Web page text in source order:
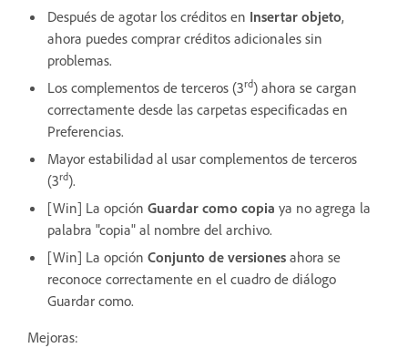
Después de agotar los créditos en Insertar objeto,
ahora puedes comprar créditos adicionales sin
problemas.
Los complementos de terceros (3rd) ahora se cargan
correctamente desde las carpetas especificadas en
Preferencias.
Mayor estabilidad al usar complementos de terceros
(3rd).
[Win] La opción Guardar como copia ya no agrega la
palabra "copia" al nombre del archivo.
[Win] La opción Conjunto de versiones ahora se
reconoce correctamente en el cuadro de diálogo
Guardar como.
Mejoras: